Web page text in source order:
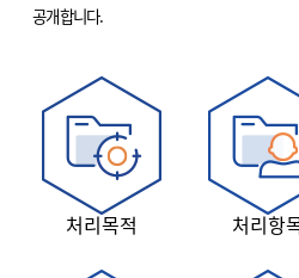
공개합니다.
처리목적 처리항